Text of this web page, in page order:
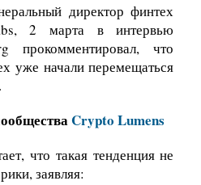
директор финтех
2 марта в интервью
прокомментировал, что
уже начали перемещаться
Crypto Lumens
что такая тенденция не
заявляя: